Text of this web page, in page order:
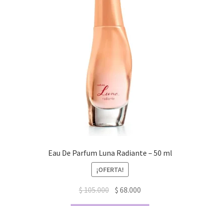
Eau De Parfum Luna Radiante – 50 ml
¡OFERTA!
$105.000 $ 68.000